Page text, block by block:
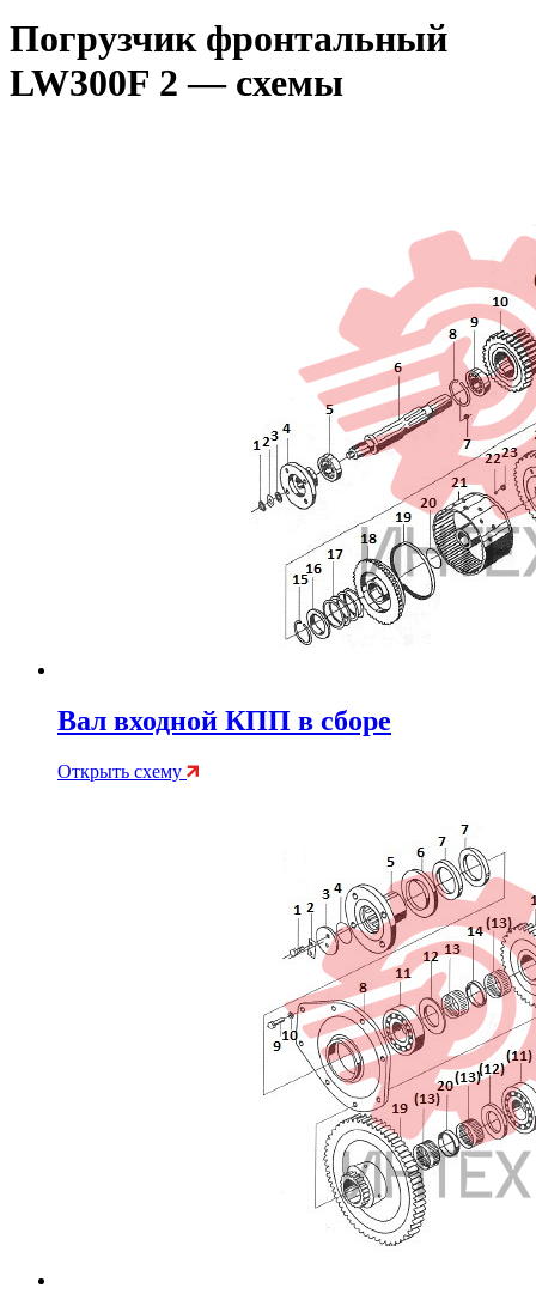
Погрузчик фронтальный
LW300F 2 — схемы
Вал входной КПП в сборе
Открыть схему